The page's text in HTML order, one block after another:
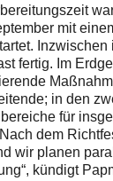
mit
Inzwischen
fertig. Im
in den
für
dem
wir planen
kündigt